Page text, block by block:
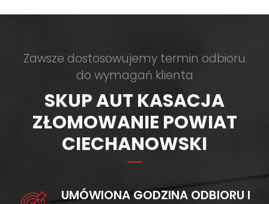
Zawsze dostosowujemy termin odbioru
do wymagań klienta
SKUP AUT KASACJA
ZŁOMOWANIE POWIAT
CIECHANOWSKI
UMÓWIONA GODZINA ODBIORU I